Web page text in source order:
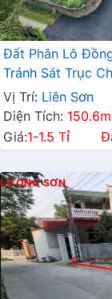
Đất Phân Lô
Tránh Sát Trục
Vị Trí: Liên Sơn
Diện Tích:
Giá:1-1.5 Tỉ
LƯƠNG SƠN